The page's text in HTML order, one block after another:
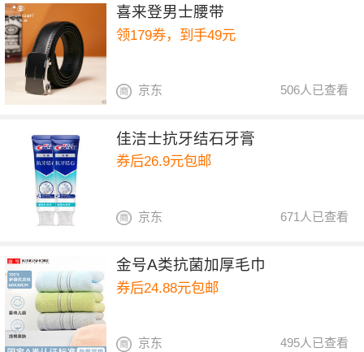
喜来登男士腰带
领179券，到手49元
506人已查看
京东
佳洁士抗牙结石牙膏
券后26.9元包邮
671人已查看
京东
金号A类抗菌加厚毛巾
券后24.88元包邮
495人已查看
京东